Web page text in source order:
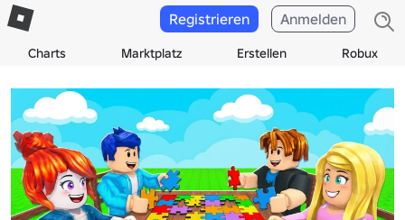
Charts Marktplatz Erstellen Robux
Registrieren Anmelden